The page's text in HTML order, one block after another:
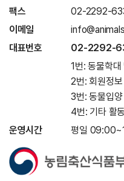
팩스
02-2292-
이메일
대표번호
02-2292-
1번: 동물학대
2번: 회원정
3번: 동물입
4번: 기타 활
운영시간
평일